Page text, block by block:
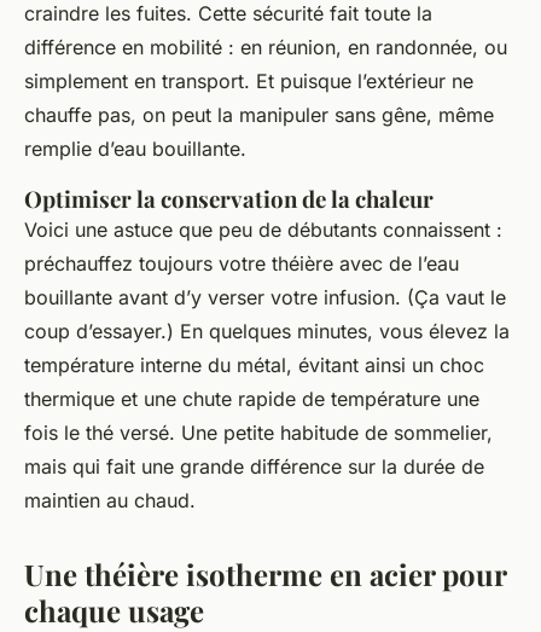
craindre les fuites. Cette sécurité fait toute la
différence en mobilité : en réunion, en randonnée, ou
simplement en transport. Et puisque l’extérieur ne
chauffe pas, on peut la manipuler sans gêne, même
remplie d’eau bouillante.
Optimiser la conservation de la chaleur
Voici une astuce que peu de débutants connaissent :
préchauffez toujours votre théière avec de l’eau
bouillante avant d’y verser votre infusion. (Ça vaut le
coup d’essayer.) En quelques minutes, vous élevez la
température interne du métal, évitant ainsi un choc
thermique et une chute rapide de température une
fois le thé versé. Une petite habitude de sommelier,
mais qui fait une grande différence sur la durée de
maintien au chaud.
Une théière isotherme en acier pour
chaque usage